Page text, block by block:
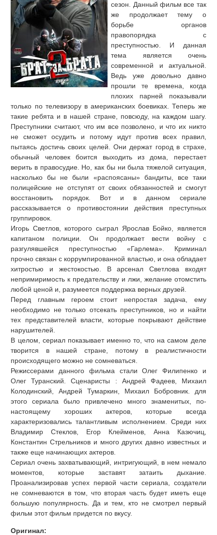
сезон. Данный фильм все так
же продолжает тему о
борьбе органов
правопорядка с
преступностью. И данная
тема является очень
современной и актуальной.
Ведь уже довольно давно
прошли те времена, когда
плохих парней показывали
только по телевизору в американских боевиках. Теперь же
такие ребята и в нашей стране, повсюду, на каждом шагу.
Преступники считают, что им все позволено, и что их никто
не сможет осудить и потому идут против всех правил,
пытаясь достичь своих целей. Они держат город в страхе,
обычный человек боится выходить из дома, перестает
верить в правосудие. Но, как бы ни была тяжелой ситуация,
насколько бы не были «распоясаны» бандиты, все таки
полицейские не отступят от своих обязанностей и смогут
восстановить порядок. Вот и в данном сериале
рассказывается о противостоянии действия преступных
группировок.
Игорь Светлов, которого сыграл Ярослав Бойко, является
капитаном полиции. Он продолжает вести войну с
разгулявшейся преступностью «Гарлема». Криминал
прочно связан с коррумпированной властью, и она обладает
хитростью и жестокостью. В арсенал Светлова входят
непримиримость к предательству и лжи, желание отомстить
любой ценой и, разумеется поддержка верных друзей.
Перед главным героем стоит непростая задача, ему
необходимо не только отсекать преступников, но и найти
тех представителей власти, которые покрывают действие
нарушителей.
В целом, сериал показывает именно то, что на самом деле
творится в нашей стране, потому в реалистичности
происходящего можно не сомневаться.
Режиссерами данного фильма стали Олег Филипенко и
Олег Туранский. Сценаристы : Андрей Фадеев, Михаил
Колодинский, Андрей Тумаркин, Михаил Бобровник. для
этого сериала было привлечено много знаменитых, по-
настоящему хороших актеров, которые всегда
характеризовались талантливым исполнением. Среди них
Владимир Стеклов, Егор Клейменов, Анна Казючиц,
Константин Стрельников и много других давно известных и
также еще начинающих актеров.
Сериал очень захватывающий, интригующий, в нем немало
моментов, которые заставят затаить дыхание.
Проанализировав успех первой части сериала, создатели
не сомневаются в том, что вторая часть будет иметь еще
большую популярность. Да и тем, кто не смотрел первый
фильм этот фильм придется по вкусу.
Оригинал: